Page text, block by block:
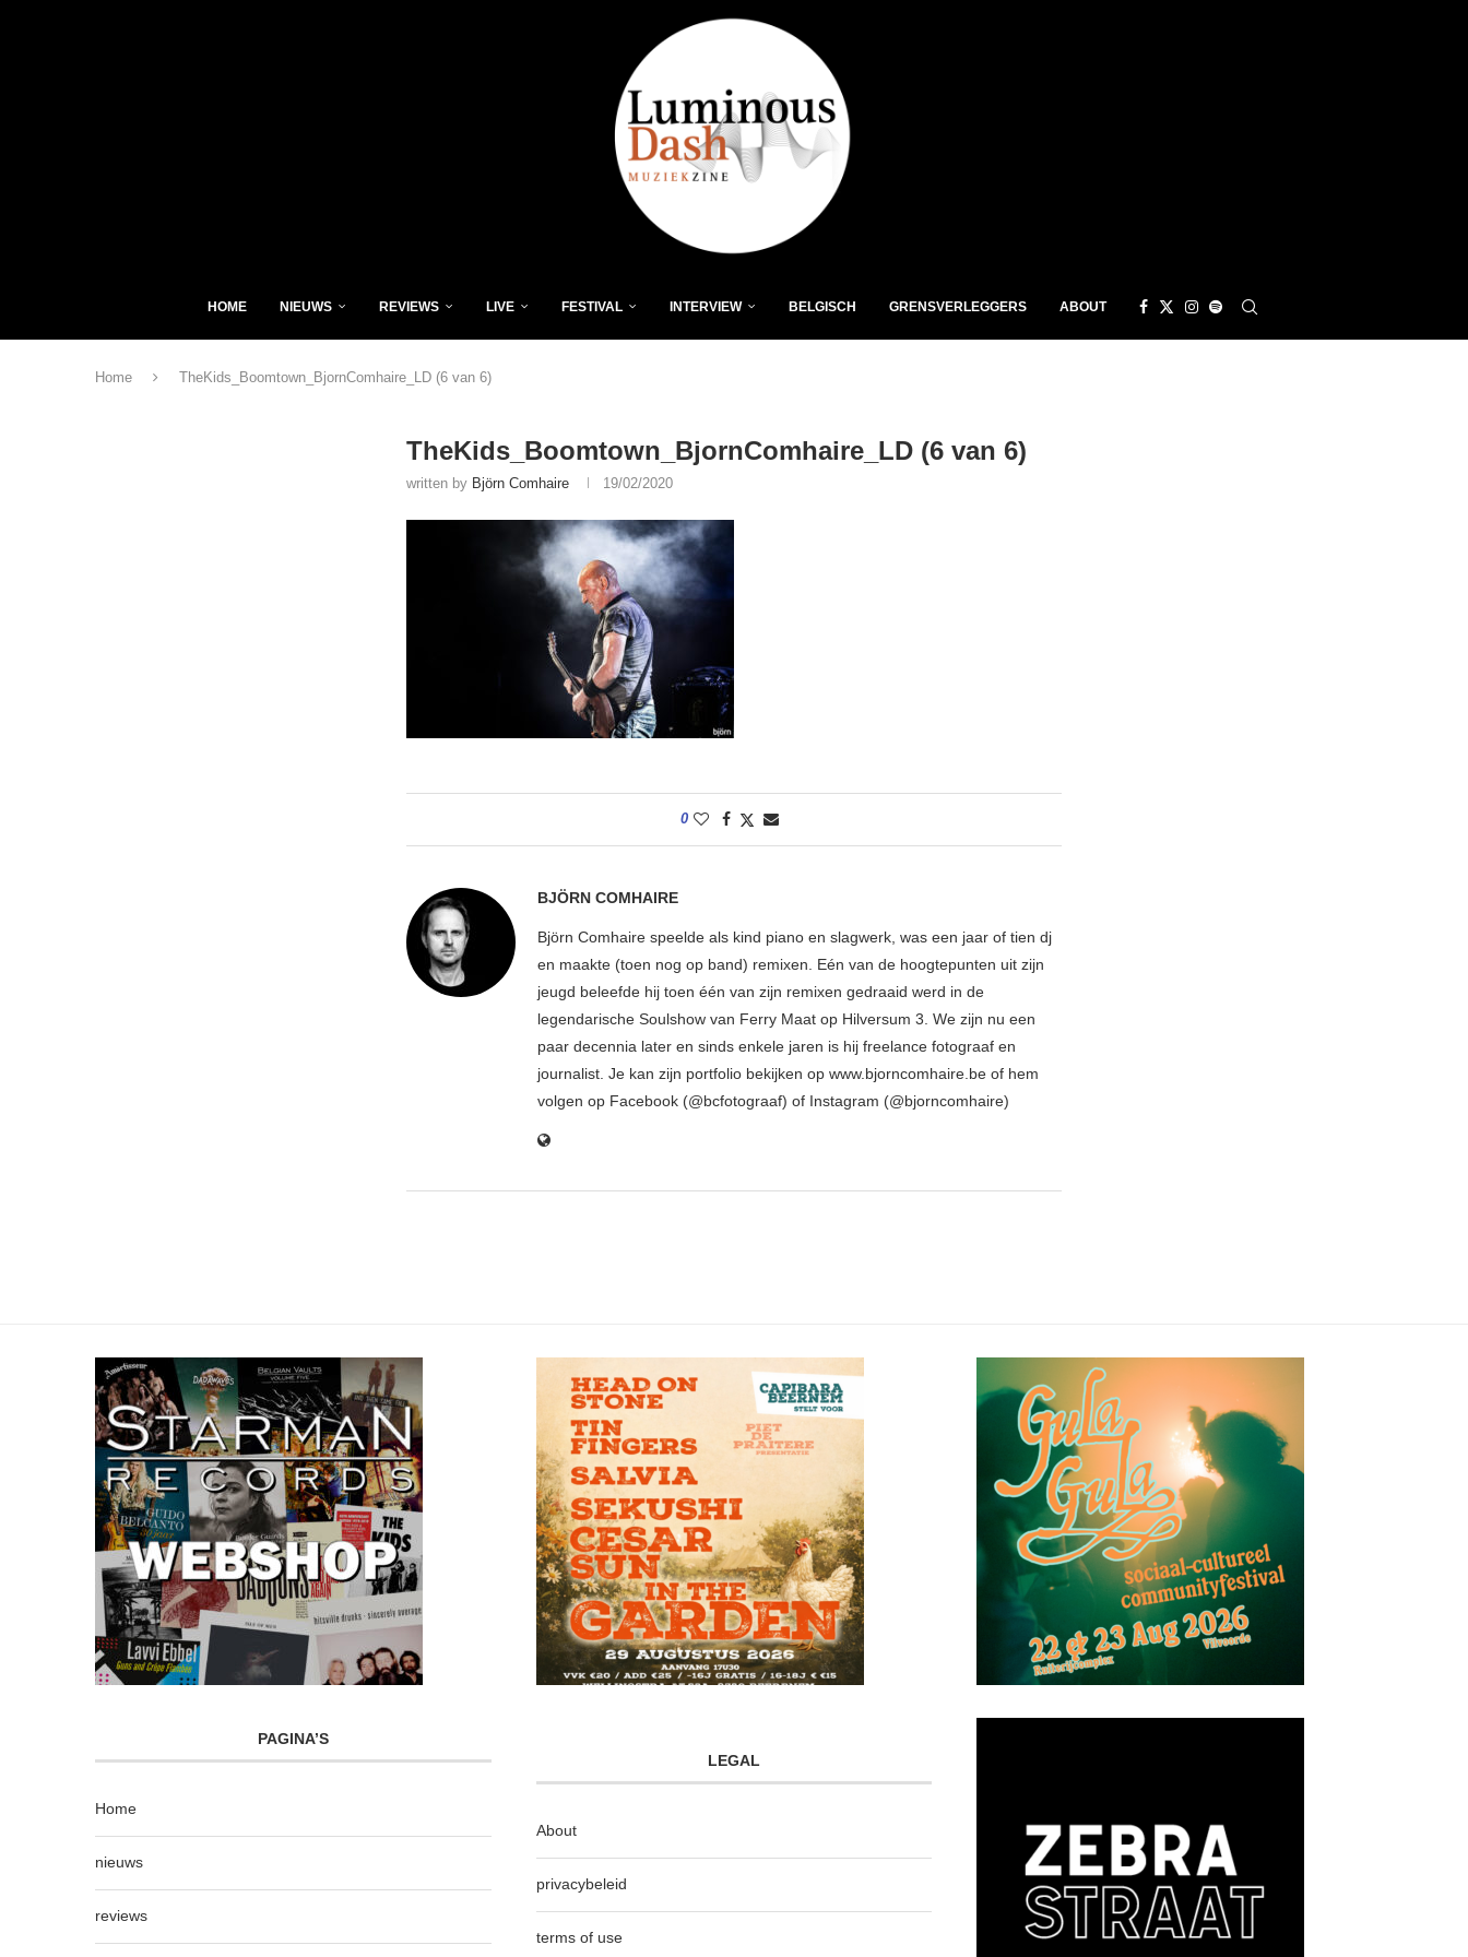
HOME NIEUWS REVIEWS LIVE FESTIVAL INTERVIEW BELGISCH GRENSVERLEGGERS ABOUT
Home TheKids_Boomtown_BjornComhaire_LD (6 van 6)
TheKids_Boomtown_BjornComhaire_LD (6 van 6)
written by Björn Comhaire 19/02/2020
0
BJÖRN COMHAIRE
Björn Comhaire speelde als kind piano en slagwerk, was een jaar of tien dj
en maakte (toen nog op band) remixen. Eén van de hoogtepunten uit zijn
jeugd beleefde hij toen één van zijn remixen gedraaid werd in de
legendarische Soulshow van Ferry Maat op Hilversum 3. We zijn nu een
paar decennia later en sinds enkele jaren is hij freelance fotograaf en
journalist. Je kan zijn portfolio bekijken op www.bjorncomhaire.be of hem
volgen op Facebook (@bcfotograaf) of Instagram (@bjorncomhaire)
PAGINA’S
Home
nieuws
reviews
LEGAL
About
privacybeleid
terms of use